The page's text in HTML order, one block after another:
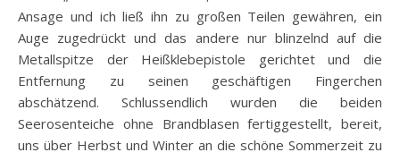
Ansage und ich ließ ihn zu großen Teilen gewähren, ein
Auge zugedrückt und das andere nur blinzelnd auf die
Metallspitze der Heißklebepistole gerichtet und die
Entfernung zu seinen geschäftigen Fingerchen
abschätzend. Schlussendlich wurden die beiden
Seerosenteiche ohne Brandblasen fertiggestellt, bereit,
uns über Herbst und Winter an die schöne Sommerzeit zu